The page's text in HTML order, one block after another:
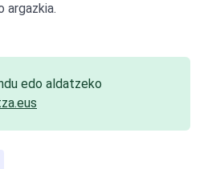
argazkia.
edo aldatzeko